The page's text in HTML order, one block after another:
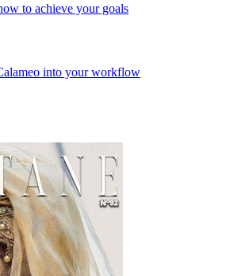
to achieve your goals
into your workflow